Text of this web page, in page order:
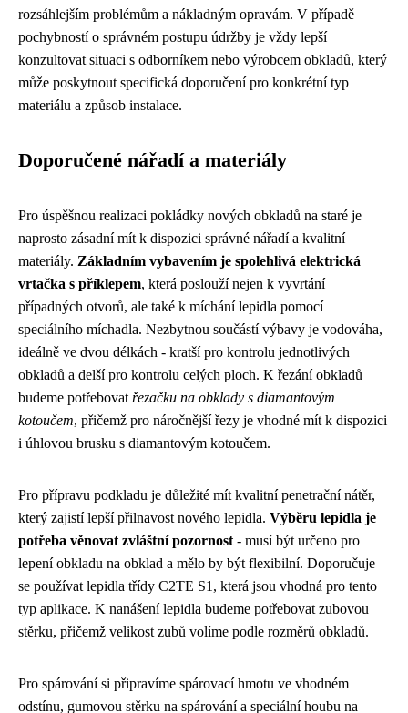
rozsáhlejším problémům a nákladným opravám. V případě
pochybností o správném postupu údržby je vždy lepší
konzultovat situaci s odborníkem nebo výrobcem obkladů, který
může poskytnout specifická doporučení pro konkrétní typ
materiálu a způsob instalace.
Doporučené nářadí a materiály
Pro úspěšnou realizaci pokládky nových obkladů na staré je
naprosto zásadní mít k dispozici správné nářadí a kvalitní
materiály. Základním vybavením je spolehlivá elektrická
vrtačka s příklepem, která poslouží nejen k vyvrtání
případných otvorů, ale také k míchání lepidla pomocí
speciálního míchadla. Nezbytnou součástí výbavy je vodováha,
ideálně ve dvou délkách - kratší pro kontrolu jednotlivých
obkladů a delší pro kontrolu celých ploch. K řezání obkladů
budeme potřebovat řezačku na obklady s diamantovým
kotoučem, přičemž pro náročnější řezy je vhodné mít k dispozici
i úhlovou brusku s diamantovým kotoučem.
Pro přípravu podkladu je důležité mít kvalitní penetrační nátěr,
který zajistí lepší přilnavost nového lepidla. Výběru lepidla je
potřeba věnovat zvláštní pozornost - musí být určeno pro
lepení obkladu na obklad a mělo by být flexibilní. Doporučuje
se používat lepidla třídy C2TE S1, která jsou vhodná pro tento
typ aplikace. K nanášení lepidla budeme potřebovat zubovou
stěrku, přičemž velikost zubů volíme podle rozměrů obkladů.
Pro spárování si připravíme spárovací hmotu ve vhodném
odstínu, gumovou stěrku na spárování a speciální houbu na